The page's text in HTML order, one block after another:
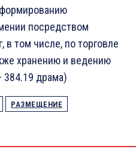
посредством
том числе, по торговле
хранению и ведению
384.19 драма)
РАЗМЕЩЕНИЕ